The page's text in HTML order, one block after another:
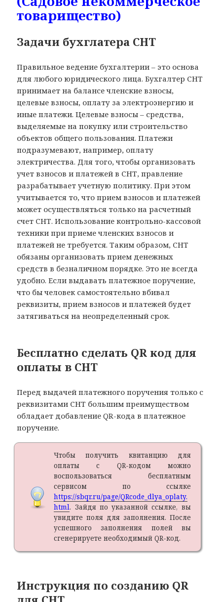
товарищество)
Задачи бухглатера СНТ
Правильное ведение бухгалтерии – это основа
для любого юридического лица. Бухгалтер СНТ
принимает на балансе членские взносы,
целевые взносы, оплату за электроэнергию и
иные платежи. Целевые взносы – средства,
выделяемые на покупку или строительство
объектов общего пользования. Платежи
подразумевают, например, оплату
электричества. Для того, чтобы организовать
учет взносов и платежей в СНТ, правление
разрабатывает учетную политику. При этом
учитывается то, что прием взносов и платежей
может осуществляться только на расчетный
счет СНТ. Использование контрольно-кассовой
техники при приеме членских взносов и
платежей не требуется. Таким образом, СНТ
обязаны организовать прием денежных
средств в безналичном порядке. Это не всегда
удобно. Если выдавать платежное поручение,
что бы человек самостоятельно вбивал
реквизиты, прием взносов и платежей будет
затягиваться на неопределенный срок.
Бесплатно сделать QR код для
оплаты в СНТ
Перед выдачей платежного поручения только с
реквизитами СНТ большим преимуществом
обладает добавление QR-кода в платежное
поручение.
Чтобы получить квитанцию для
оплаты с QR-кодом можно
воспользоваться бесплатным
сервисом по ссылке
https://sbqr.ru/page/QRcode_dlya_oplaty.
html. Зайдя по указанной ссылке, вы
увидите поля для заполнения. После
успешного заполнения полей вы
сгенерируете необходимый QR-код.
Инструкция по созданию QR